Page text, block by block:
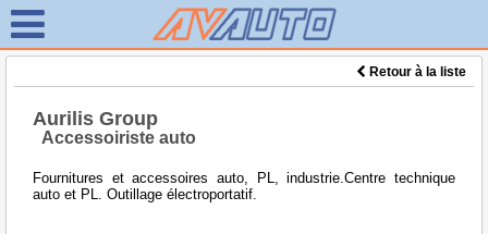
Retour à la liste
Aurilis Group
Accessoiriste auto
Fournitures et accessoires auto, PL, industrie.Centre technique
auto et PL. Outillage électroportatif.